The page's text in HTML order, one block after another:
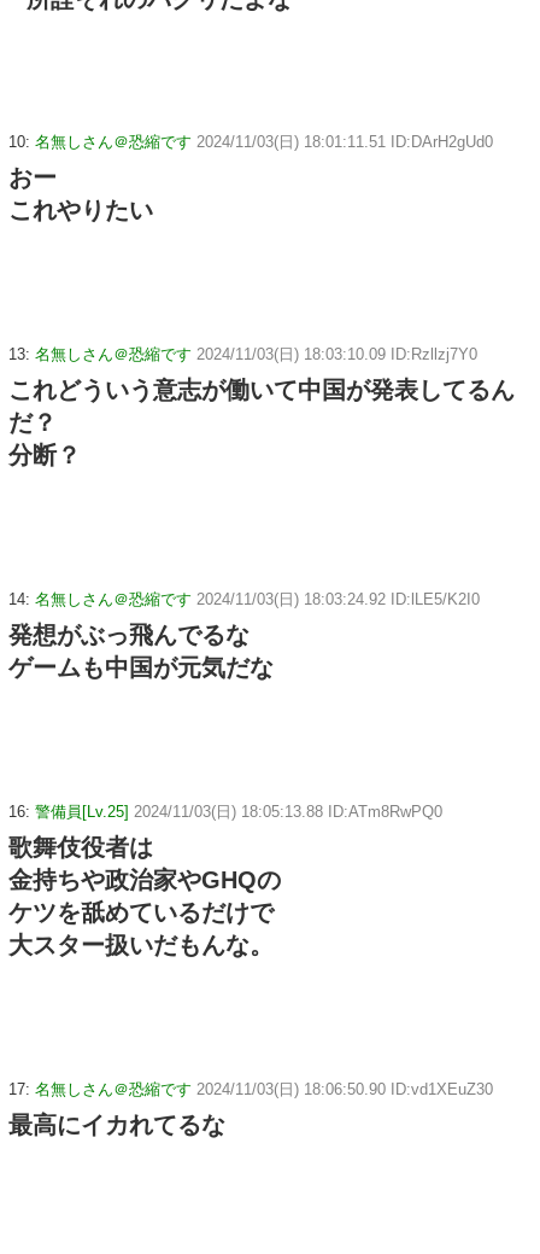
10: 名無しさん＠恐縮です 2024/11/03(日) 18:01:11.51 ID:DArH2gUd0
おー
これやりたい
13: 名無しさん＠恐縮です 2024/11/03(日) 18:03:10.09 ID:Rzllzj7Y0
これどういう意志が働いて中国が発表してるん
だ？
分断？
14: 名無しさん＠恐縮です 2024/11/03(日) 18:03:24.92 ID:lLE5/K2I0
発想がぶっ飛んでるな
ゲームも中国が元気だな
16: 警備員[Lv.25] 2024/11/03(日) 18:05:13.88 ID:ATm8RwPQ0
歌舞伎役者は
金持ちや政治家やGHQの
ケツを舐めているだけで
大スター扱いだもんな。
17: 名無しさん＠恐縮です 2024/11/03(日) 18:06:50.90 ID:vd1XEuZ30
最高にイカれてるな